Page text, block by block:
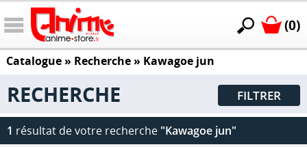
(0)
Catalogue» Recherche » Kawagoe jun
RECHERCHE FILTRER
1 résultat de votre recherche "Kawagoe jun"